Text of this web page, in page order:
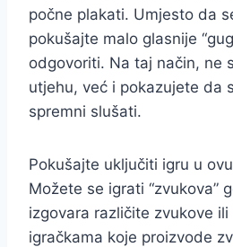
počne plakati. Umjesto da
pokušajte malo glasnije
odgovoriti. Na taj način, ne
utjehu, već i pokazujete da
spremni slušati.
Pokušajte uključiti igru u
Možete se igrati “zvukova”
izgovara različite zvukove
igračkama koje proizvode